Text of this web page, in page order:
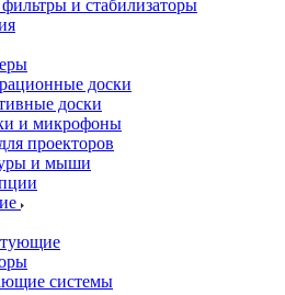
и стабилизаторы
доски
доски
и микрофоны
проекторов
и мыши
системы